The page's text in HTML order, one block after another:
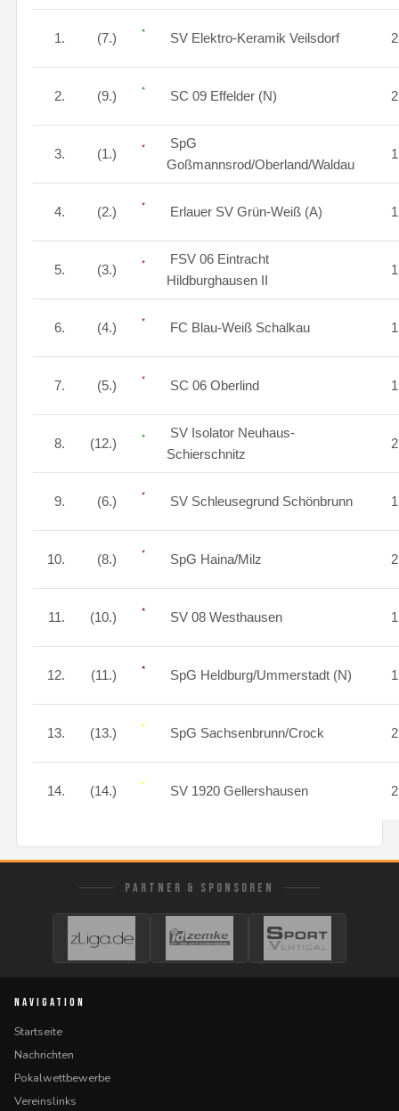
1. (7.) SV Elektro-Keramik Veilsdorf
2. (9.) SC 09 Effelder (N)
3. (1.)
SpG
Goßmannsrod/Oberland/Waldau
4. (2.) Erlauer SV Grün-Weiß (A)
5. (3.)
FSV 06 Eintracht
Hildburghausen II
6. (4.) FC Blau-Weiß Schalkau
7. (5.) SC 06 Oberlind
8. (12.)
SV Isolator Neuhaus-
Schierschnitz
9. (6.) SV Schleusegrund Schönbrunn
10. (8.) SpG Haina/Milz
11. (10.) SV 08 Westhausen
12. (11.) SpG Heldburg/Ummerstadt (N)
13. (13.) SpG Sachsenbrunn/Crock
14. (14.) SV 1920 Gellershausen
PARTNER & SPONSOREN
NAVIGATION
Startseite
Nachrichten
Pokalwettbewerbe
Vereinslinks